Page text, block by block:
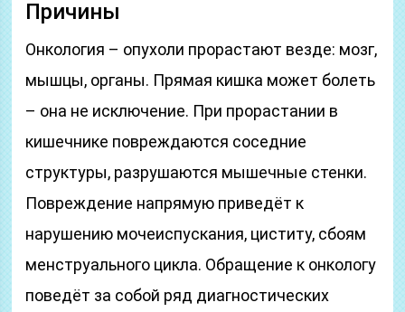
Причины
Онкология – опухоли прорастают везде: мозг,
мышцы, органы. Прямая кишка может болеть
– она не исключение. При прорастании в
кишечнике повреждаются соседние
структуры, разрушаются мышечные стенки.
Повреждение напрямую приведёт к
нарушению мочеиспускания, циститу, сбоям
менструального цикла. Обращение к онкологу
поведёт за собой ряд диагностических